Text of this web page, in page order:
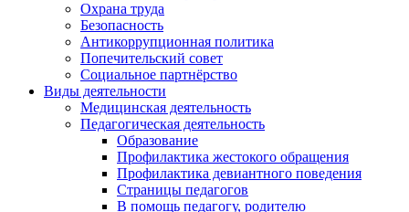
Охрана труда
Безопасность
Антикоррупционная политика
Попечительский совет
Социальное партнёрство
Виды деятельности
Медицинская деятельность
Педагогическая деятельность
Образование
Профилактика жестокого обращения
Профилактика девиантного поведения
Страницы педагогов
В помощь педагогу, родителю